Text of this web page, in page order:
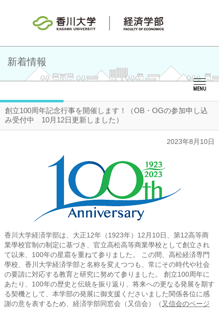
MENU
新着情報
創立100周年記念行事を開催します！（OB・OGの参加申し込
み受付中 10月12日更新しました）
2023年8月10日
香川大学経済学部は、大正12年（1923年）12月10日、第12高等商
業學校官制の制定に基づき、官立高松高等商業學校として創立され
て以来、100年の星霜を重ねて参りました。 この間、高松経済専門
學校、香川大学経済学部と名称を変えつつも、常にその時代や社会
の要請に対応する教育と研究に努めて参りました。 創立100周年に
あたり、100年の歴史と伝統を振り返り、将来への更なる発展を期す
る契機として、本学部の発展に御支援くださいました関係各位に感
謝の意を表するため、経済学部同窓会（又信会）（ 又信会のページ